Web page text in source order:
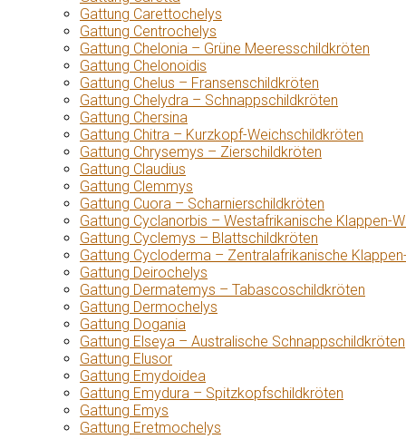
Gattung Carettochelys
Gattung Centrochelys
Gattung Chelonia – Grüne Meeresschildkröten
Gattung Chelonoidis
Gattung Chelus – Fransenschildkröten
Gattung Chelydra – Schnappschildkröten
Gattung Chersina
Gattung Chitra – Kurzkopf-Weichschildkröten
Gattung Chrysemys – Zierschildkröten
Gattung Claudius
Gattung Clemmys
Gattung Cuora – Scharnierschildkröten
Gattung Cyclanorbis – Westafrikanische Klappen-
Gattung Cyclemys – Blattschildkröten
Gattung Cycloderma – Zentralafrikanische
Gattung Deirochelys
Gattung Dermatemys – Tabascoschildkröten
Gattung Dermochelys
Gattung Dogania
Gattung Elseya – Australische Schnappschildkröten
Gattung Elusor
Gattung Emydoidea
Gattung Emydura – Spitzkopfschildkröten
Gattung Emys
Gattung Eretmochelys